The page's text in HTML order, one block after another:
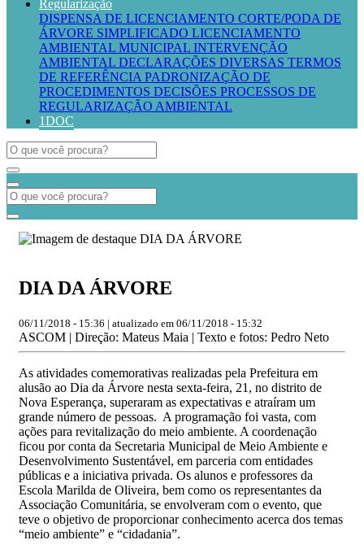
Regularização
DISPENSA DE LICENCIAMENTO CORTE/PODA DE
ÁRVORE SIMPLIFICADO LICENCIAMENTO
AMBIENTAL MUNICIPAL INTERVENÇÃO
AMBIENTAL DECLARAÇÕES DIVERSAS TERMOS
DE REFERÊNCIA PADRONIZAÇÃO DE
PROCEDIMENTOS DECISÕES PROCESSOS DE
REGULARIZAÇÃO AMBIENTAL
1DOC
DIA DA ÁRVORE
06/11/2018 - 15:36 | atualizado em 06/11/2018 - 15:32
ASCOM | Direção: Mateus Maia | Texto e fotos: Pedro Neto
As atividades comemorativas realizadas pela Prefeitura em
alusão ao Dia da Árvore nesta sexta-feira, 21, no distrito de
Nova Esperança, superaram as expectativas e atraíram um
grande número de pessoas. A programação foi vasta, com
ações para revitalização do meio ambiente. A coordenação
ficou por conta da Secretaria Municipal de Meio Ambiente e
Desenvolvimento Sustentável, em parceria com entidades
públicas e a iniciativa privada. Os alunos e professores da
Escola Marilda de Oliveira, bem como os representantes da
Associação Comunitária, se envolveram com o evento, que
teve o objetivo de proporcionar conhecimento acerca dos temas
“meio ambiente” e “cidadania”.